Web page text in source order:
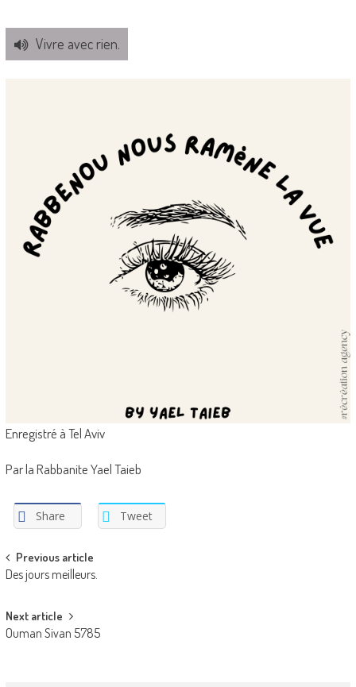
Vivre avec rien.
Enregistré à Tel Aviv
Par la Rabbanite Yael Taieb
Share Tweet
Post
navigation
Previous article
Des jours meilleurs.
Next article
Ouman Sivan 5785